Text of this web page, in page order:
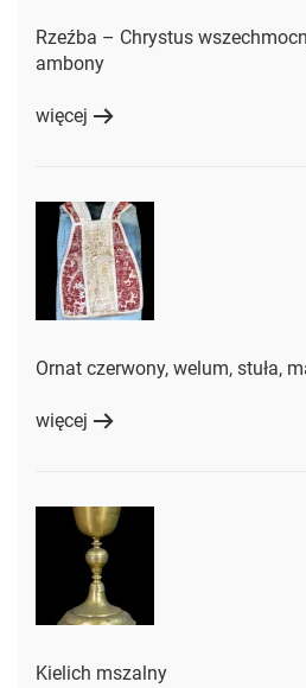
Rzeźba – Chrystus
ambony
więcej
Ornat czerwony, welum, stuła,
więcej
Kielich mszalny